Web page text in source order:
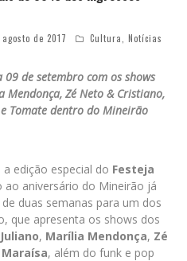
de 2017 Cultura Notícias
de setembro com os shows
Zé Neto & Cristiano,
Tomate dentro do Mineirão
edição especial do Festeja
ao aniversário do Mineirão já
duas semanas para um dos
que apresenta os shows dos
, Marília Mendonça, Zé
, além do funk e pop